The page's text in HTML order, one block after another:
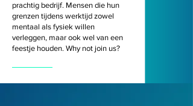
prachtig bedrijf. Mensen die hun
grenzen tijdens werktijd zowel
mentaal als fysiek willen
verleggen, maar ook wel van een
feestje houden. Why not join us?